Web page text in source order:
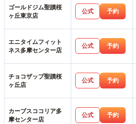
ゴールドジム聖蹟桜
ヶ丘東京店
公式 予約
エニタイムフィット
ネス多摩センター店
公式 予約
チョコザップ聖蹟桜
ヶ丘店
公式 予約
カーブスココリア多
摩センター店
公式 予約